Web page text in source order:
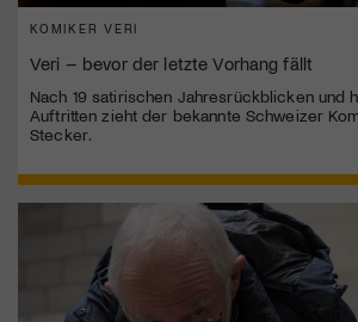
KOMIKER VERI
Veri – bevor der letzte Vorhang fällt
Nach 19 satirischen Jahresrückblicken und
Auftritten zieht der bekannte Schweizer
Stecker.